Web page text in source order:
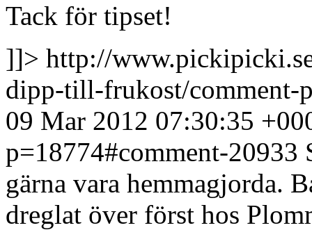
Tack för tipset!
]]> http://
dipp-till-frukost/comment-
09 Mar 2012 07:30:35
p=18774#comment-20933
gärna vara hemmagjorda.
dreglat över först hos